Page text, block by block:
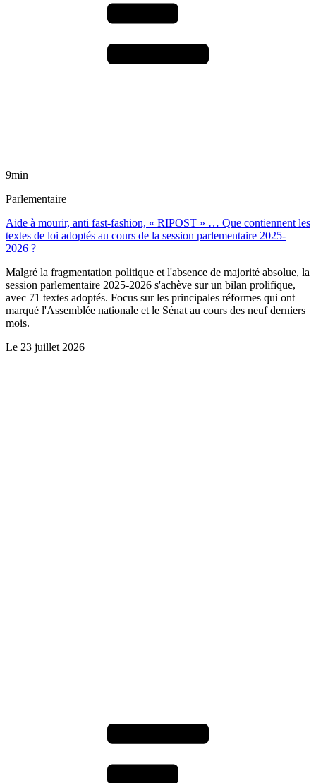
9min
Parlementaire
Aide à mourir, anti fast-fashion, « RIPOST » … Que contiennent les
textes de loi adoptés au cours de la session parlementaire 2025-
2026 ?
Malgré la fragmentation politique et l'absence de majorité absolue, la
session parlementaire 2025-2026 s'achève sur un bilan prolifique,
avec 71 textes adoptés. Focus sur les principales réformes qui ont
marqué l'Assemblée nationale et le Sénat au cours des neuf derniers
mois.
Le 23 juillet 2026